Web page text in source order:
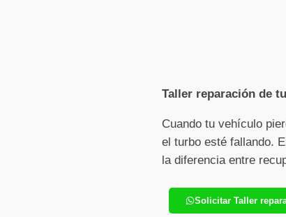
Taller reparación de
Cuando tu vehículo
el turbo esté fallando.
la diferencia entre
Solicitar Taller